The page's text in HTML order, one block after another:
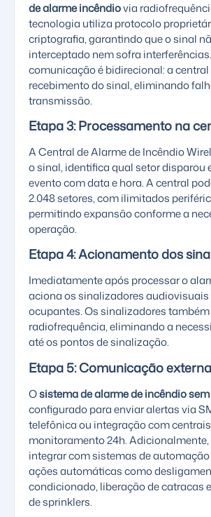
de alarme incêndiovia
tecnologia utiliza protocolo
criptografia, garantindo que o sinal
interceptado nem sofra
comunicação é bidirecional: a
recebimento do sinal, eliminando
transmissão.
Etapa 3: Processamento na
ACentral de Alarme de Incêndio
o sinal, identifica qual setor disparou
evento com data e hora. A central
2.048 setores, com ilimitados
permitindo expansão conforme a
operação.
Etapa 4: Acionamento dos
Imediatamente após processar o
aciona os sinalizadores audiovisuais
ocupantes. Os sinalizadores
radiofrequência, eliminando a
até os pontos de sinalização.
Etapa 5: Comunicação
Osistema de alarme de incêndio
configurado para enviar alertas via
telefônica ou integração com
monitoramento 24h. Adicionalmente,
integrar com sistemas de
ações automáticas como
condicionado, liberação de catracas
de sprinklers.